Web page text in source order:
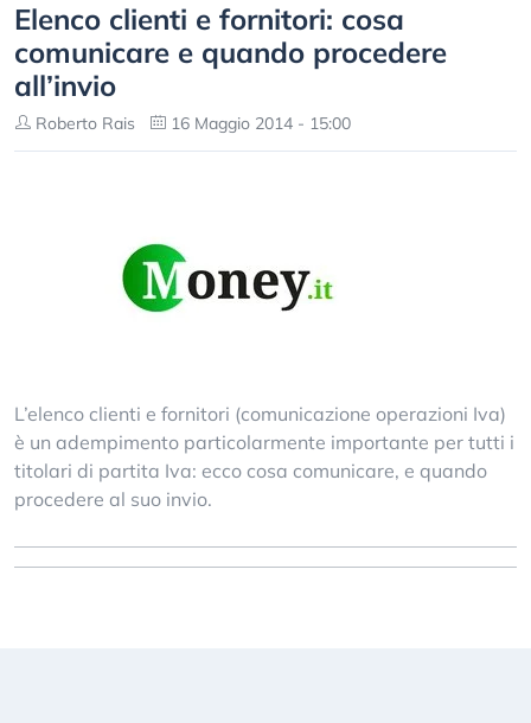
Elenco clienti e fornitori: cosa
comunicare e quando procedere
all’invio
Roberto Rais 16 Maggio 2014 - 15:00
L’elenco clienti e fornitori (comunicazione operazioni Iva)
è un adempimento particolarmente importante per tutti i
titolari di partita Iva: ecco cosa comunicare, e quando
procedere al suo invio.